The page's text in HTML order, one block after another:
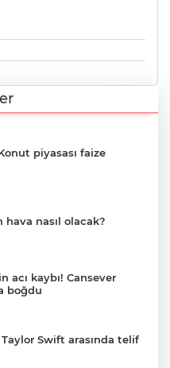
piyasası faize
hava nasıl olacak?
acı kaybı! Cansever
boğdu
Swift arasında telif